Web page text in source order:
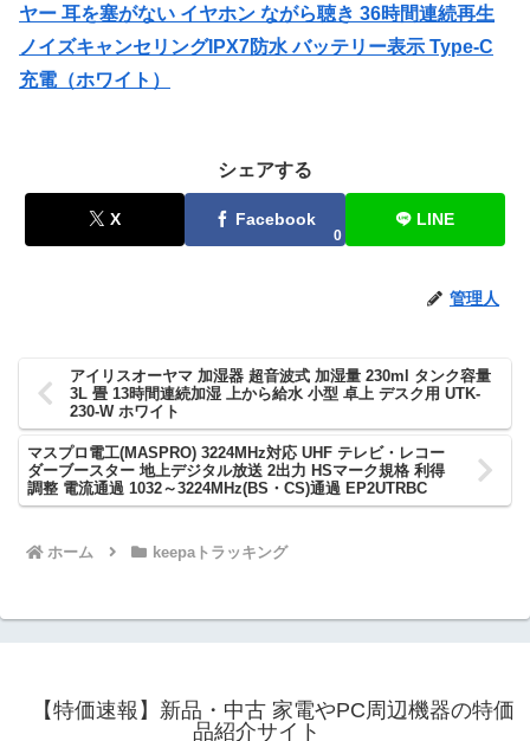
ヤー 耳を塞がない イヤホン ながら聴き 36時間連続再生
ノイズキャンセリングIPX7防水 バッテリー表示 Type-C
充電（ホワイト）
シェアする
X Facebook
0
LINE
管理人
アイリスオーヤマ 加湿器 超音波式 加湿量 230ml タンク容量
3L 畳 13時間連続加湿 上から給水 小型 卓上 デスク用 UTK-
230-W ホワイト
マスプロ電工(MASPRO) 3224MHz対応 UHF テレビ・レコー
ダーブースター 地上デジタル放送 2出力 HSマーク規格 利得
調整 電流通過 1032～3224MHz(BS・CS)通過 EP2UTRBC
ホーム keepaトラッキング
【特価速報】新品・中古 家電やPC周辺機器の特価
品紹介サイト